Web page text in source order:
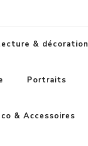
& décoration
Portraits
& Accessoires